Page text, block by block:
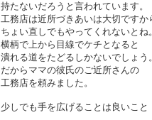
持たないだろうと言われています。
工務店は近所づきあいは大切ですか
ちょい直しでもやってくれないとね
横柄で上から目線でケチとなると
潰れる道をたどるしかないでしょう
だからママの彼氏のご近所さんの
工務店を頼みました。
少しでも手を広げることは良いこと